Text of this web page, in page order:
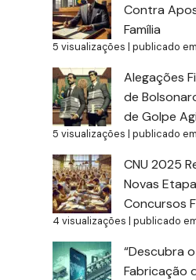
Contra
Família
5 visualizações |publicado
Alegações
de
de Golpe
5 visualizações |publicado
CNU 2025
Novas
Concursos
4 visualizações |publicado
“Descubra
Fabricação